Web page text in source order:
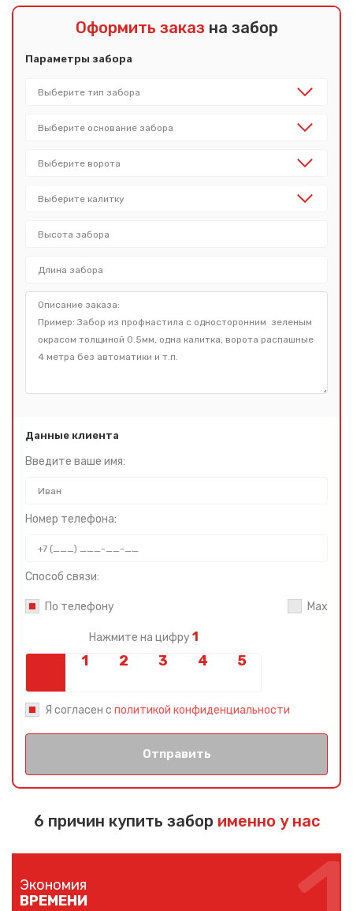
Оформить заказ на забор
Параметры забора
Данные клиента
Введите ваше имя:
Номер телефона:
Способ связи:
По телефону Max
Нажмите на цифру 1
Я согласен с политикой конфиденциальности
Отправить
6 причин купить забор именно у нас
Экономия
ВРЕМЕНИ
отправлено